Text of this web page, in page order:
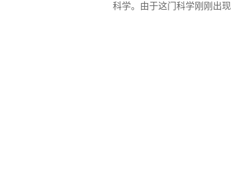
科学。由于这门科学刚刚出